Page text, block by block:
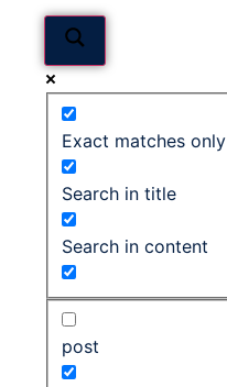
Exact matches only
Search in title
Search in content
post